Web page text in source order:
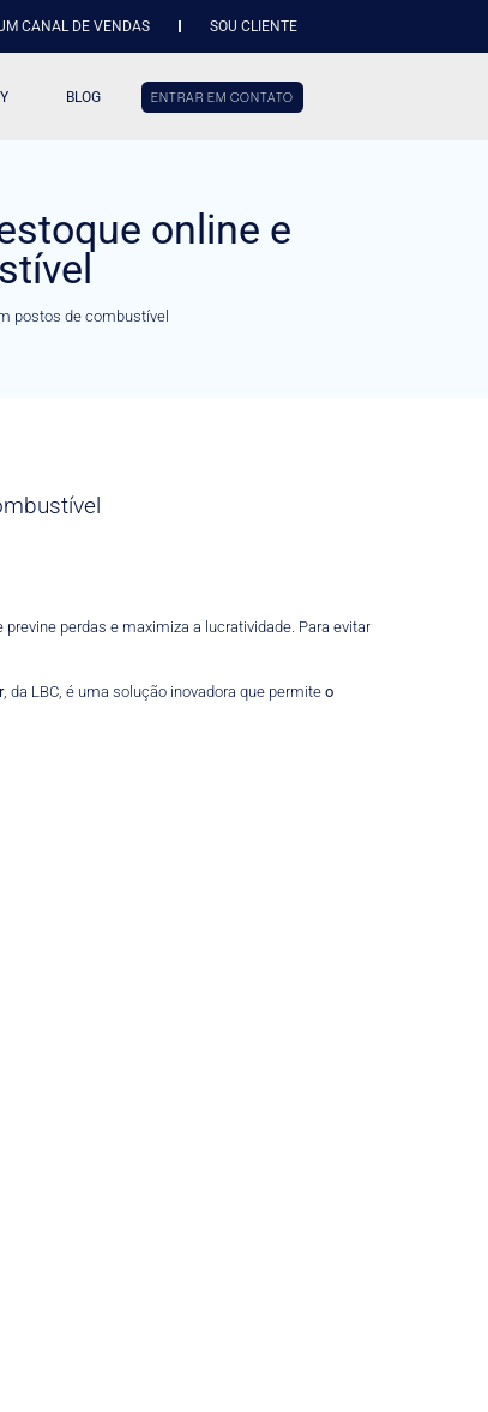
CANAL DE VENDAS SOU CLIENTE
BLOG ENTRAR EM CONTATO
online e
postos de combustível
perdas e maximiza a lucratividade. Para evitar
, da LBC, é uma solução inovadora que permiteo